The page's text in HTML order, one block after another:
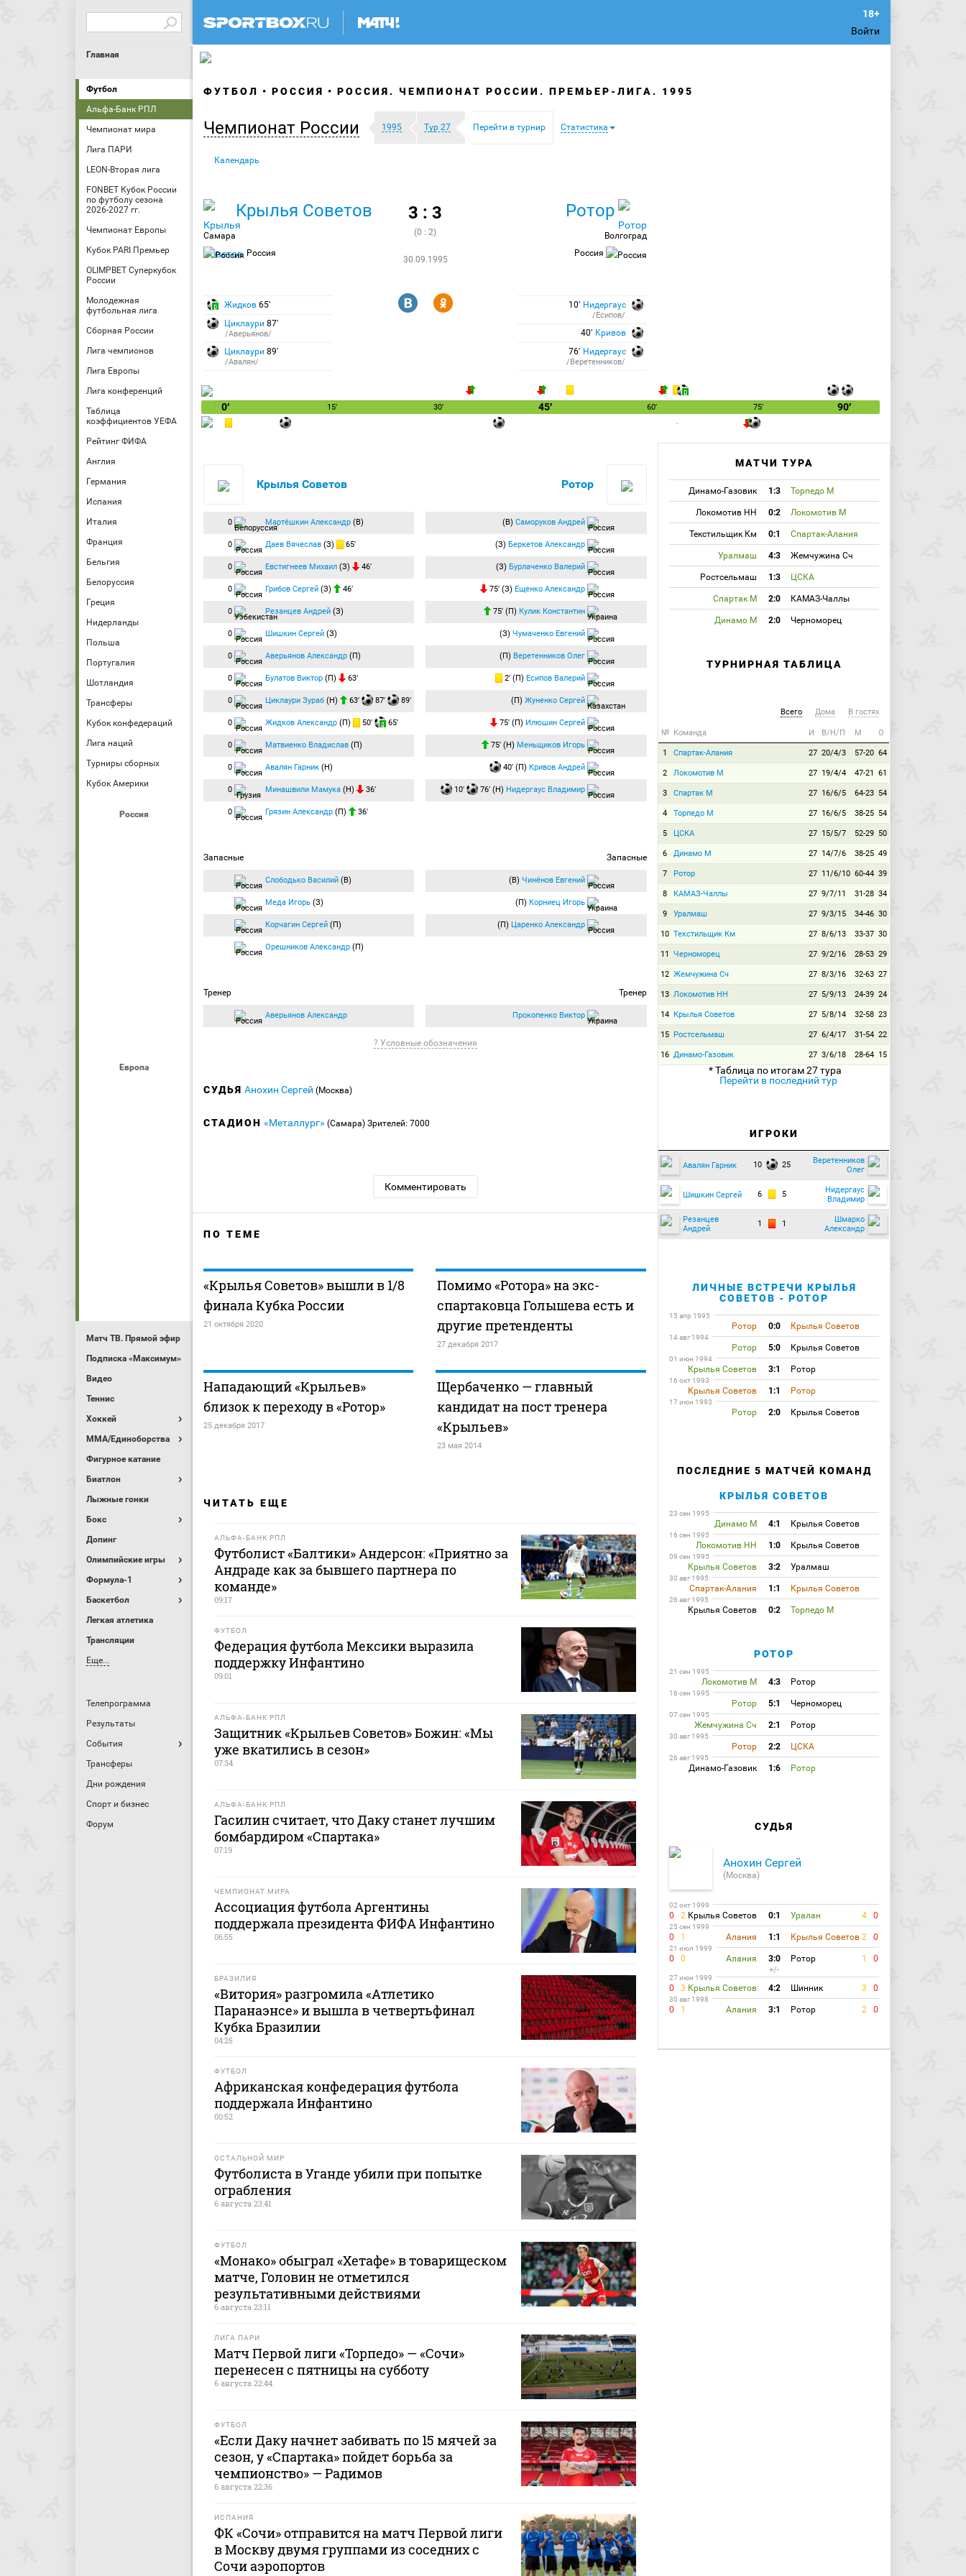
Войти
Главная
Футбол
Альфа-Банк РПЛ
Чемпионат мира
Лига ПАРИ
LEON-Вторая лига
FONBET Кубок России
по футболу сезона
2026-2027 гг.
Чемпионат Европы
Кубок PARI Премьер
OLIMPBET Суперкубок
России
Молодежная
футбольная лига
Сборная России
Лига чемпионов
Лига Европы
Лига конференций
Таблица
коэффициентов УЕФА
Рейтинг ФИФА
Англия
Германия
Испания
Италия
Франция
Бельгия
Белоруссия
Греция
Нидерланды
Польша
Португалия
Шотландия
Трансферы
Кубок конфедераций
Лига наций
Турниры сборных
Кубок Америки
Россия
Европа
Матч ТВ. Прямой эфир
Подписка «Максимум»
Видео
Теннис
Хоккей
MMA/Единоборства
Фигурное катание
Биатлон
Лыжные гонки
Бокс
Допинг
Олимпийские игры
Формула-1
Баскетбол
Легкая атлетика
Трансляции
Еще...
Телепрограмма
Результаты
События
Трансферы
Дни рождения
Спорт и бизнес
Форум
ФУТБОЛ РОССИЯ РОССИЯ. ЧЕМПИОНАТ РОССИИ. ПРЕМЬЕР-ЛИГА. 1995
Чемпионат России 1995 Тур 27 Перейти в турнир Статистика
Календарь
Крылья Советов
Самара
Россия
3 : 3
(0 : 2)
30.09.1995
Ротор
Волгоград
Россия
Жидков 65′
Циклаури 87′
/Аверьянов/
Циклаури 89′
/Авалян/
R Y 10′ Нидергаус
/Есипов/
40′ Кривов
76′ Нидергаус
/Веретенников/
0′ 15′ 30′ 45′ 60′ 75′ 90′
Крылья Советов
0 Мартёшкин Александр (В)
0 Даев Вячеслав (З) 65′
0 Евстигнеев Михаил (З) 46′
0 Грибов Сергей (З) 46′
0 Резанцев Андрей (З)
0 Шишкин Сергей (З)
0 Аверьянов Александр (П)
0 Булатов Виктор (П) 63′
0 Циклаури Зураб (Н) 63′ 87′ 89′
0 Жидков Александр (П) 50′ 65′
0 Матвиенко Владислав (П)
0 Авалян Гарник (Н)
0 Минашвили Мамука (Н) 36′
0 Грязин Александр (П) 36′
Запасные
Слободько Василий (В)
Меда Игорь (З)
Корчагин Сергей (П)
Орешников Александр (П)
Тренер
Аверьянов Александр
Ротор
(В) Саморуков Андрей
(З) Беркетов Александр
(З) Бурлаченко Валерий
75′ (З) Ещенко Александр
75′ (П) Кулик Константин
(З) Чумаченко Евгений
(П) Веретенников Олег
2′ (П) Есипов Валерий
(П) Жуненко Сергей
75′ (П) Илюшин Сергей
75′ (Н) Меньщиков Игорь
40′ (П) Кривов Андрей
10′ 76′ (Н) Нидергаус Владимир
Запасные
(В) Чинёнов Евгений
(П) Корниец Игорь
(П) Царенко Александр
Тренер
Прокопенко Виктор
? Условные обозначения
СУДЬЯ Анохин Сергей (Москва)
СТАДИОН «Металлург» (Самара) Зрителей: 7000
Комментировать
ПО ТЕМЕ
«Крылья Советов» вышли в 1/8
финала Кубка России
21 октября 2020
Помимо «Ротора» на экс-
спартаковца Голышева есть и
другие претенденты
27 декабря 2017
Нападающий «Крыльев»
близок к переходу в «Ротор»
25 декабря 2017
Щербаченко — главный
кандидат на пост тренера
«Крыльев»
23 мая 2014
ЧИТАТЬ ЕЩЕ
АЛЬФА-БАНК РПЛ
Футболист «Балтики» Андерсон: «Приятно за
Андраде как за бывшего партнера по
команде»
09:17
ФУТБОЛ
Федерация футбола Мексики выразила
поддержку Инфантино
09:01
АЛЬФА-БАНК РПЛ
Защитник «Крыльев Советов» Божин: «Мы
уже вкатились в сезон»
07:34
АЛЬФА-БАНК РПЛ
Гасилин считает, что Даку станет лучшим
бомбардиром «Спартака»
07:19
ЧЕМПИОНАТ МИРА
Ассоциация футбола Аргентины
поддержала президента ФИФА Инфантино
06:55
БРАЗИЛИЯ
«Витория» разгромила «Атлетико
Паранаэнсе» и вышла в четвертьфинал
Кубка Бразилии
04:25
ФУТБОЛ
Африканская конфедерация футбола
поддержала Инфантино
00:52
ОСТАЛЬНОЙ МИР
Футболиста в Уганде убили при попытке
ограбления
6 августа 23:41
ФУТБОЛ
«Монако» обыграл «Хетафе» в товарищеском
матче, Головин не отметился
результативными действиями
6 августа 23:11
ЛИГА ПАРИ
Матч Первой лиги «Торпедо» — «Сочи»
перенесен с пятницы на субботу
6 августа 22:44
ФУТБОЛ
«Если Даку начнет забивать по 15 мячей за
сезон, у «Спартака» пойдет борьба за
чемпионство» — Радимов
6 августа 22:36
ИСПАНИЯ
ФК «Сочи» отправится на матч Первой лиги
в Москву двумя группами из соседних с
Сочи аэропортов
МАТЧИ ТУРА
Динамо-Газовик 1:3 Торпедо М
Локомотив НН 0:2 Локомотив М
Текстильщик Км 0:1 Спартак-Алания
Уралмаш 4:3 Жемчужина Сч
Ростсельмаш 1:3 ЦСКА
Спартак М 2:0 КАМАЗ-Чаллы
Динамо М 2:0 Черноморец
ТУРНИРНАЯ ТАБЛИЦА
Всего Дома В гостях
№ Команда И В/Н/П М О
1 Спартак-Алания 27 20/4/3 57-20 64
2 Локомотив М 27 19/4/4 47-21 61
3 Спартак М 27 16/6/5 64-23 54
4 Торпедо М 27 16/6/5 38-25 54
5 ЦСКА 27 15/5/7 52-29 50
6 Динамо М 27 14/7/6 38-25 49
7 Ротор 27 11/6/10 60-44 39
8 КАМАЗ-Чаллы 27 9/7/11 31-28 34
9 Уралмаш 27 9/3/15 34-46 30
10 Текстильщик Км 27 8/6/13 33-37 30
11 Черноморец 27 9/2/16 28-53 29
12 Жемчужина Сч 27 8/3/16 32-63 27
13 Локомотив НН 27 5/9/13 24-39 24
14 Крылья Советов 27 5/8/14 32-58 23
15 Ростсельмаш 27 6/4/17 31-54 22
16 Динамо-Газовик 27 3/6/18 28-64 15
* Таблица по итогам 27 тура
Перейти в последний тур
ИГРОКИ
Авалян Гарник 10 25
Веретенников
Олег
Шишкин Сергей 6 5
Нидергаус
Владимир
Резанцев
Андрей
1 1
Шмарко
Александр
ЛИЧНЫЕ ВСТРЕЧИ КРЫЛЬЯ
СОВЕТОВ - РОТОР
15 апр 1995
Ротор 0:0 Крылья Советов
14 авг 1994
Ротор 5:0 Крылья Советов
01 июн 1994
Крылья Советов 3:1 Ротор
16 окт 1993
Крылья Советов 1:1 Ротор
17 июн 1993
Ротор 2:0 Крылья Советов
ПОСЛЕДНИЕ 5 МАТЧЕЙ КОМАНД
КРЫЛЬЯ СОВЕТОВ
23 сен 1995
Динамо М 4:1 Крылья Советов
16 сен 1995
Локомотив НН 1:0 Крылья Советов
09 сен 1995
Крылья Советов 3:2 Уралмаш
30 авг 1995
Спартак-Алания 1:1 Крылья Советов
26 авг 1995
Крылья Советов 0:2 Торпедо М
РОТОР
21 сен 1995
Локомотив М 4:3 Ротор
16 сен 1995
Ротор 5:1 Черноморец
07 сен 1995
Жемчужина Сч 2:1 Ротор
30 авг 1995
Ротор 2:2 ЦСКА
26 авг 1995
Динамо-Газовик 1:6 Ротор
СУДЬЯ
Анохин Сергей
(Москва)
02 окт 1999
0 2 Крылья Советов 0:1 Уралан 4 0
25 сен 1999
0 1 Алания 1:1 Крылья Советов 2 0
21 июл 1999
0 0 Алания 3:0 Ротор 1 0
+/-
27 июн 1999
0 3 Крылья Советов 4:2 Шинник 3 0
30 авг 1998
0 1 Алания 3:1 Ротор 2 0